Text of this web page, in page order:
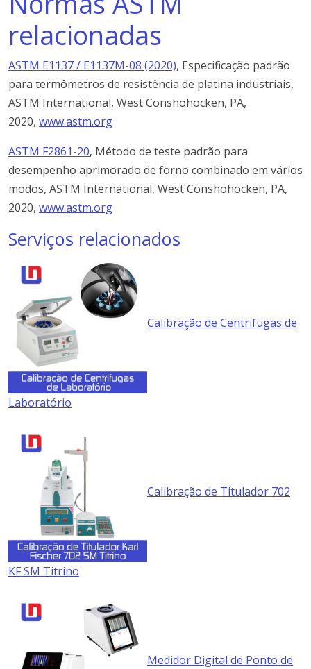
relacionadas
ASTM E1137 / E1137M-08 (2020), Especificação padrão
para termômetros de resistência de platina industriais,
ASTM International, West Conshohocken, PA,
2020, www.astm.org
ASTM F2861-20, Método de teste padrão para
desempenho aprimorado de forno combinado em vários
modos, ASTM International, West Conshohocken, PA,
2020, www.astm.org
Serviços relacionados
Calibração de Centrifugas de
Laboratório
Calibração de Titulador 702
KF SM Titrino
Medidor Digital de Ponto de